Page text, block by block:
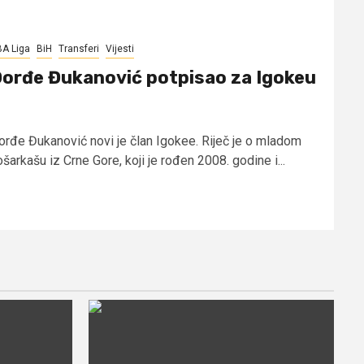
Liga BiH Transferi Vijesti
Đukanović potpisao za Igokeu
Đukanović novi je član Igokee. Riječ je o mladom
iz Crne Gore, koji je rođen 2008. godine i...